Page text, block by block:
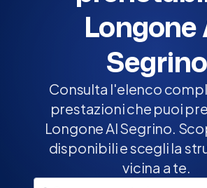
Longone
Segrino
Consulta l'elenco
prestazioni che puoi
Longone Al Segrino.
disponibili e scegli la
vicina a te.